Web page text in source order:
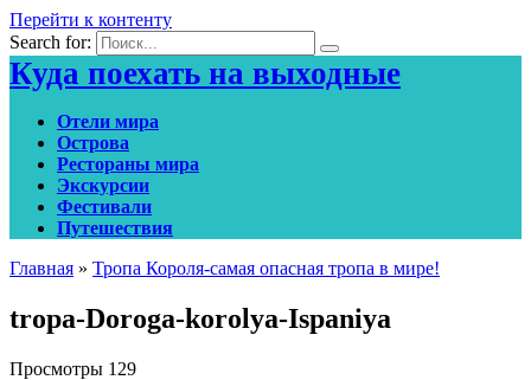
Перейти к контенту
Search for:
Куда поехать на выходные
Отели мира
Острова
Рестораны мира
Экскурсии
Фестивали
Путешествия
Главная » Тропа Короля-самая опасная тропа в мире!
tropa-Doroga-korolya-Ispaniya
Просмотры 129